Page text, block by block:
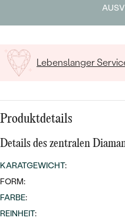
MIT SALT AND
MIT EDELSTEIN
GOLD
PLATIN
SILBER
SCHMUCK MIT
PERLENSCHMUCK
PERSONALISIERT
SYMBOLISCH
PREISWERTE
LUXURIÖSE
LUXURIÖSE
Lebenslanger
Produktdetails
Details des zentralen
KARATGEWICHT:
FORM:
FARBE:
REINHEIT: